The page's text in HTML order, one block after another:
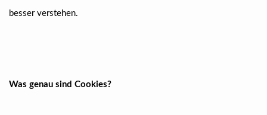
besser verstehen.
Was genau sind Cookies?